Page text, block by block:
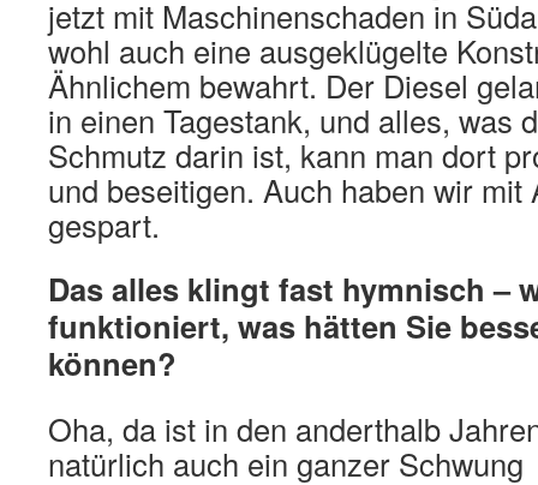
jetzt mit Maschinenschaden in
wohl auch eine ausgeklügelte
Ähnlichem bewahrt. Der Diesel
in einen Tagestank, und alles, was
Schmutz darin ist, kann man dort
und beseitigen. Auch haben wir mit
gespart.
Das alles klingt fast hymnisch –
funktioniert, was hätten Sie
können?
Oha, da ist in den anderthalb
natürlich auch ein ganzer Schwung